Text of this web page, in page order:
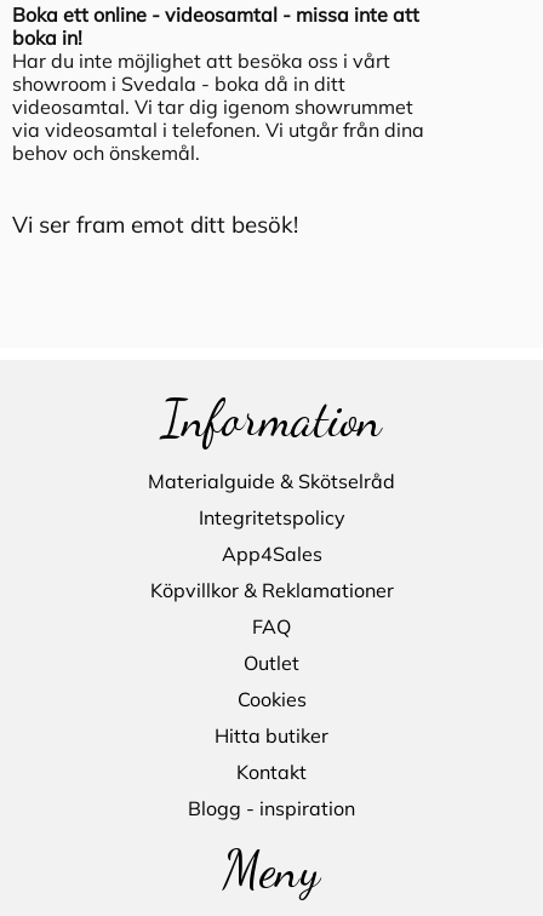
Boka ett online - videosamtal - missa inte att
boka in!
Har du inte möjlighet att besöka oss i vårt
showroom i Svedala - boka då in ditt
videosamtal. Vi tar dig igenom showrummet
via videosamtal i telefonen. Vi utgår från dina
behov och önskemål.
Vi ser fram emot ditt besök!
Information
Materialguide & Skötselråd
Integritetspolicy
App4Sales
Köpvillkor & Reklamationer
FAQ
Outlet
Cookies
Hitta butiker
Kontakt
Blogg - inspiration
Meny